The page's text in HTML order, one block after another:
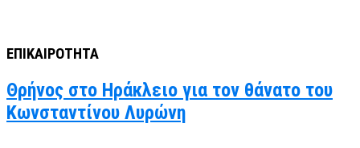
ΕΠΙΚΑΙΡΟΤΗΤΑ
Θρήνος στο Ηράκλειο για τον θάνατο του
Κωνσταντίνου Λυρώνη